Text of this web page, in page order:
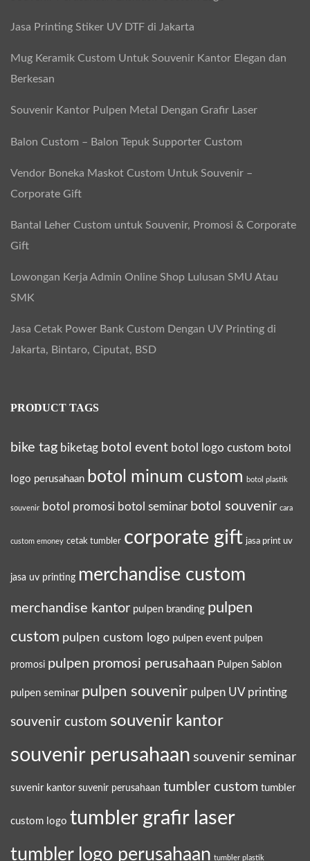
Jasa Printing Stiker UV DTF di Jakarta
Mug Keramik Custom Untuk Souvenir Kantor Elegan dan
Berkesan
Souvenir Kantor Pulpen Metal Dengan Grafir Laser
Balon Custom – Balon Tepuk Supporter Custom
Vendor Boneka Maskot Custom Untuk Souvenir –
Corporate Gift
Bantal Leher Custom untuk Souvenir, Promosi & Corporate
Gift
Lowongan Kerja Admin Online Shop Lulusan SMU Atau
SMK
Jasa Cetak Power Bank Custom Dengan UV Printing di
Jakarta, Bintaro, Ciputat, BSD
PRODUCT TAGS
bike tag biketag botol event botol logo custom botol
logo perusahaan botol minum custom botol plastik
souvenir botol promosi botol seminar botol souvenir cara
custom emoney cetak tumbler corporate gift jasa print uv
jasa uv printing merchandise custom
merchandise kantor pulpen branding pulpen
custom pulpen custom logo pulpen event pulpen
promosi pulpen promosi perusahaan Pulpen Sablon
pulpen seminar pulpen souvenir pulpen UV printing
souvenir custom souvenir kantor
souvenir perusahaan souvenir seminar
suvenir kantor suvenir perusahaan tumbler custom tumbler
custom logo tumbler grafir laser
tumbler logo perusahaan tumbler plastik